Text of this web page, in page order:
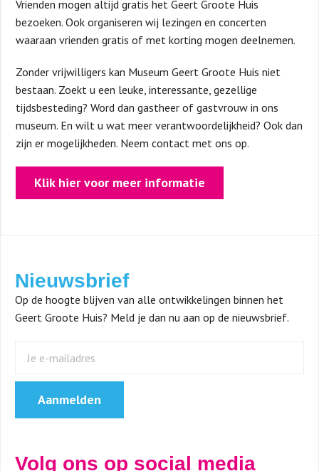
Vrienden mogen altijd gratis het Geert Groote Huis
bezoeken. Ook organiseren wij lezingen en concerten
waaraan vrienden gratis of met korting mogen deelnemen.
Zonder vrijwilligers kan Museum Geert Groote Huis niet
bestaan. Zoekt u een leuke, interessante, gezellige
tijdsbesteding? Word dan gastheer of gastvrouw in ons
museum. En wilt u wat meer verantwoordelijkheid? Ook dan
zijn er mogelijkheden. Neem contact met ons op.
Klik hier voor meer informatie
Nieuwsbrief
Op de hoogte blijven van alle ontwikkelingen binnen het
Geert Groote Huis? Meld je dan nu aan op de nieuwsbrief.
Aanmelden
Volg ons op social media